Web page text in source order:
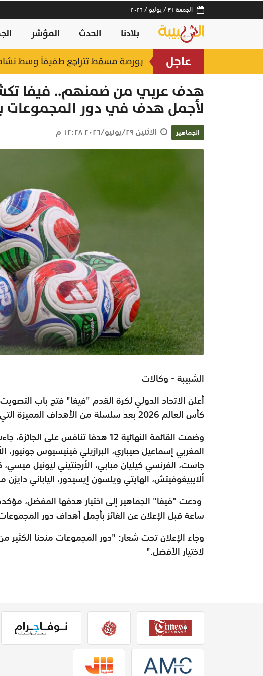
الجمعة ٣١ / يوليو / ٢٠٢٦
بلادنا الحدث المؤشر
عاجل بورصة مسقط تتراجع طفيفاً وسط
هدف عربي من ضمنهم.. فيفا
لأجمل هدف في دور المجموعات
الجماهير الاثنين ٢٩/يونيو/٢٠٢٦ ١٢:٢٨ م
الشبيبة - وكالات
أعلن الاتحاد الدولي لكرة القدم "فيفا" فتح باب
كأس العالم 2026 بعد سلسلة من الأهداف المميزة التي شهدتها المباريات الـ72 الأولى من البطولة.
وضمت القائمة النهائية 12 هدفا تنافس
المغربي إسماعيل صيباري، البرازيلي فينيسيوس جونيور،
جاست، الفرنسي كيليان مبابي، الأرجنتيني ليونيل
ألايبيغوفيتش، الهايتي ويلسون إيسيدور، الياباني
ساعة قبل الإعلان عن الفائز بأجمل أهداف دور
وجاء الإعلان تحت شعار: "دور المجموعات منحنا
لاختيار الأفضل."